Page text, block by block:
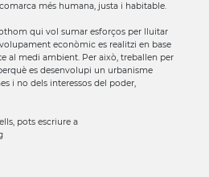
més humana, justa i habitable.
qui vol sumar esforços per lluitar
econòmic es realitzi en base
al medi ambient. Per això, treballen per
es desenvolupi un urbanisme
i no dels interessos del poder,
pots escriure a